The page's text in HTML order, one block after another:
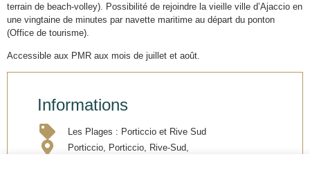
terrain de beach-volley). Possibilité de rejoindre la vieille ville d’Ajaccio en
une vingtaine de minutes par navette maritime au départ du ponton
(Office de tourisme).
Accessible aux PMR aux mois de juillet et août.
Informations
Les Plages : Porticcio et Rive Sud
Porticcio, Porticcio, Rive-Sud,